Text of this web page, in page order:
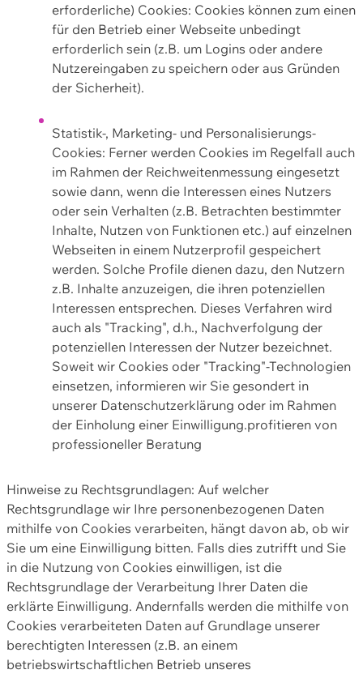
erforderliche) Cookies: Cookies können zum einen
für den Betrieb einer Webseite unbedingt
erforderlich sein (z.B. um Logins oder andere
Nutzereingaben zu speichern oder aus Gründen
der Sicherheit).
Statistik-, Marketing- und Personalisierungs-
Cookies: Ferner werden Cookies im Regelfall auch
im Rahmen der Reichweitenmessung eingesetzt
sowie dann, wenn die Interessen eines Nutzers
oder sein Verhalten (z.B. Betrachten bestimmter
Inhalte, Nutzen von Funktionen etc.) auf einzelnen
Webseiten in einem Nutzerprofil gespeichert
werden. Solche Profile dienen dazu, den Nutzern
z.B. Inhalte anzuzeigen, die ihren potenziellen
Interessen entsprechen. Dieses Verfahren wird
auch als "Tracking", d.h., Nachverfolgung der
potenziellen Interessen der Nutzer bezeichnet.
Soweit wir Cookies oder "Tracking"-Technologien
einsetzen, informieren wir Sie gesondert in
unserer Datenschutzerklärung oder im Rahmen
der Einholung einer Einwilligung.profitieren von
professioneller Beratung
Hinweise zu Rechtsgrundlagen: Auf welcher
Rechtsgrundlage wir Ihre personenbezogenen Daten
mithilfe von Cookies verarbeiten, hängt davon ab, ob wir
Sie um eine Einwilligung bitten. Falls dies zutrifft und Sie
in die Nutzung von Cookies einwilligen, ist die
Rechtsgrundlage der Verarbeitung Ihrer Daten die
erklärte Einwilligung. Andernfalls werden die mithilfe von
Cookies verarbeiteten Daten auf Grundlage unserer
berechtigten Interessen (z.B. an einem
betriebswirtschaftlichen Betrieb unseres